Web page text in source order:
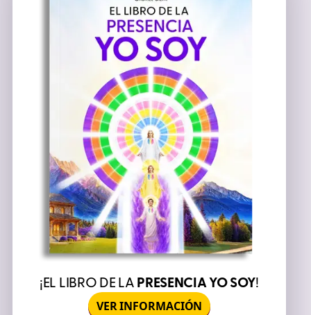
¡EL LIBRO DE LA PRESENCIA YO SOY!
VER INFORMACIÓN